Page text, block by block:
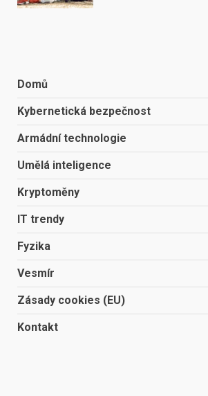
Domů
Kybernetická bezpečnost
Armádní technologie
Umělá inteligence
Kryptoměny
IT trendy
Fyzika
Vesmír
Zásady cookies (EU)
Kontakt